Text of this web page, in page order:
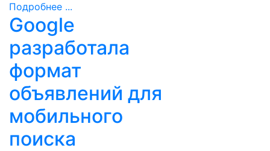
Подробнее ...
Google
разработала
формат
объявлений для
мобильного
поиска